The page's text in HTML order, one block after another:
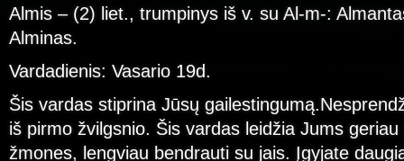
Almis – (2) liet., trumpinys iš v. su Al-m-:
Alminas.
Vardadienis: Vasario 19d.
Šis vardas stiprina Jūsų
iš pirmo žvilgsnio. Šis vardas leidžia Jums
žmones, lengviau bendrauti su jais. Įgyjate